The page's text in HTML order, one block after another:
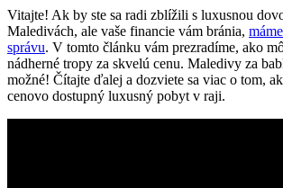
Vitajte! Ak by ste sa radi zblížili s luxusnou
Maledivách, ale vaše financie vám bránia,
správu. V tomto článku vám prezradíme, ako
nádherné tropy za skvelú cenu. Maledivy za
možné! Čítajte ďalej a dozviete sa viac o tom,
cenovo dostupný luxusný pobyt v raji.